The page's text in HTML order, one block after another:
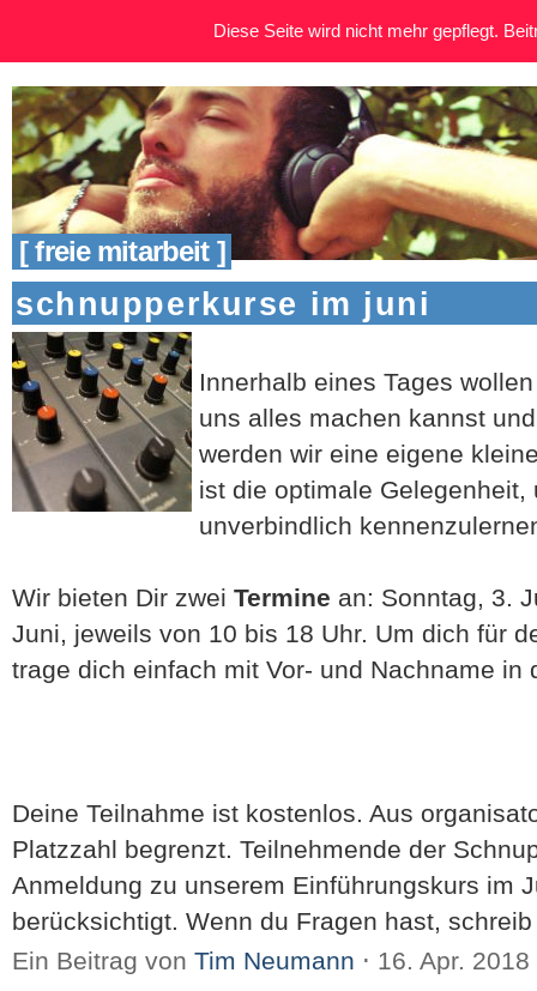
[ freie mitarbeit ]
schnupperkurse im juni
Innerhalb eines Tages
uns alles machen kannst
werden wir eine eigene
ist die optimale Gelegenheit,
unverbindlich
Wir bieten Dir zwei Termine an: Sonntag, 3.
Juni, jeweils von 10 bis 18 Uhr. Um dich für
trage dich einfach mit Vor- und Nachname in
Deine Teilnahme ist kostenlos. Aus
Platzzahl begrenzt. Teilnehmende der
Anmeldung zu unserem Einführungskurs im
berücksichtigt. Wenn du Fragen hast,
Ein Beitrag von Tim Neumann ⋅ 16. Apr. 2018
Diese Seite wird nicht mehr gepflegt.